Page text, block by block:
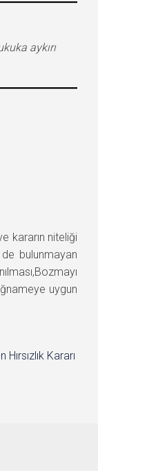
aykırı
kararın niteliği
bulunmayan
uygun
Kararı